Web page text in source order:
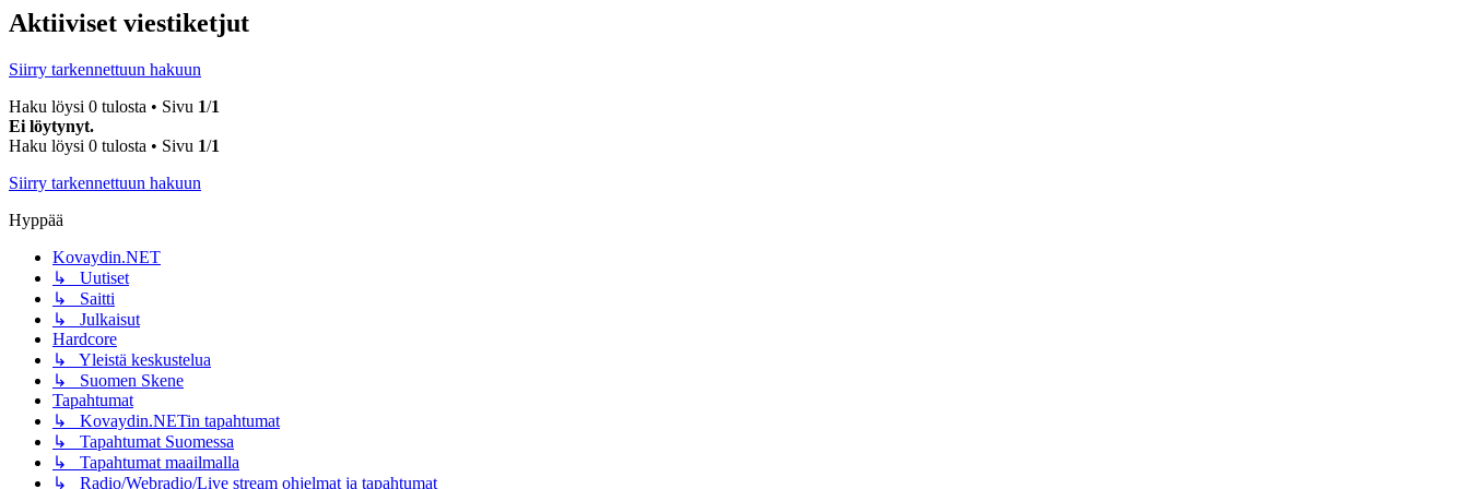
Aktiiviset viestiketjut
Siirry tarkennettuun hakuun
Haku löysi 0 tulosta • Sivu 1/1
Ei löytynyt.
Haku löysi 0 tulosta • Sivu 1/1
Siirry tarkennettuun hakuun
Hyppää
Kovaydin.NET
↳ Uutiset
↳ Saitti
↳ Julkaisut
Hardcore
↳ Yleistä keskustelua
↳ Suomen Skene
Tapahtumat
↳ Kovaydin.NETin tapahtumat
↳ Tapahtumat Suomessa
↳ Tapahtumat maailmalla
↳ Radio/Webradio/Live stream ohjelmat ja tapahtumat